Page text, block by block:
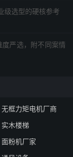
级选型的硬核参考
严选，附不同案情
无框力矩电机厂商
实木楼梯
面粉机厂家